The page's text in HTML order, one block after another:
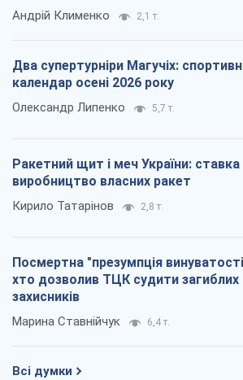
Андрій Клименко 2,1 т.
Два супертурніри Магучіх:
календар осені 2026 року
Олександр Липенко 5,7 т.
Ракетний щит і меч України: ставка
виробництво власних ракет
Кирило Татарінов 2,8 т.
Посмертна "презумпція
хто дозволив ТЦК судити загиблих
захисників
Марина Ставнійчук 6,4 т.
Всі думки